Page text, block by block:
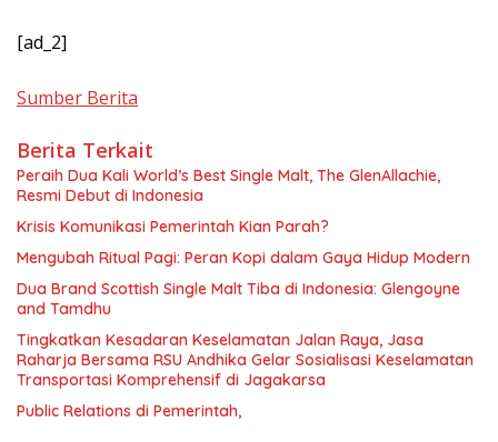
[ad_2]
Sumber Berita
Berita Terkait
Peraih Dua Kali World’s Best Single Malt, The GlenAllachie,
Resmi Debut di Indonesia
Krisis Komunikasi Pemerintah Kian Parah?
Mengubah Ritual Pagi: Peran Kopi dalam Gaya Hidup Modern
Dua Brand Scottish Single Malt Tiba di Indonesia: Glengoyne
and Tamdhu
Tingkatkan Kesadaran Keselamatan Jalan Raya, Jasa
Raharja Bersama RSU Andhika Gelar Sosialisasi Keselamatan
Transportasi Komprehensif di Jagakarsa
Public Relations di Pemerintah,